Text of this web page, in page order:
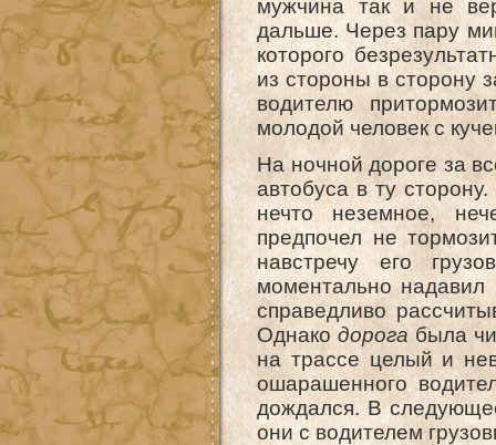
мужчина так и не
дальше. Через пару
которого
из стороны в сторону
водителю
молодой человек с
На ночной дороге за
автобуса в ту
нечто неземное,
предпочел не
навстречу его
моментально
справедливо
Однакодорога была
на трассе целый и
ошарашенного
дождался. В
они с водителем